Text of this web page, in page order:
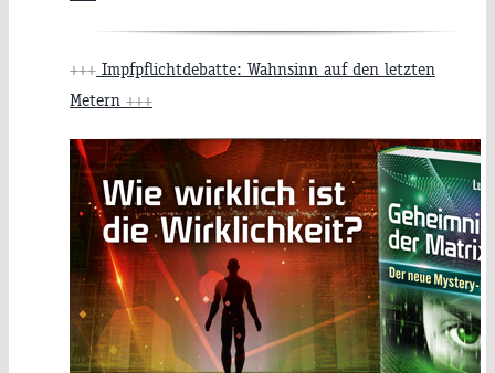
+++ Impfpflichtdebatte: Wahnsinn auf den letzten
Metern +++